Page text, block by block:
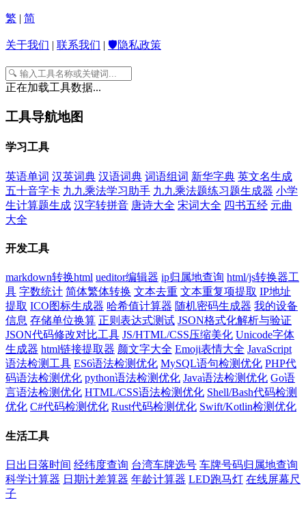
繁 简
关于我们 联系我们 🛡️隐私政策
正在加载工具数据...
工具导航地图
学习工具
英语单词 汉英词典 汉语词典 词语组词 新华字典 英文名生成
五十音字卡 九九乘法学习助手 九九乘法题练习题生成器 小学
生计算题生成 汉字转拼音 唐诗大全 宋词大全 四书五经 元曲
大全
开发工具
markdown转换html ueditor编辑器 ip归属地查询 html/js转换器工
具 字数统计 简体繁体转换 文本去重 文本重复项提取 IP地址
提取 ICO图标生成器 哈希值计算器 随机密码生成器 我的设备
信息 存储单位换算 正则表达式测试 JSON格式化解析与验证
JSON代码修改对比工具 JS/HTML/CSS压缩美化 Unicode字体
生成器 html链接提取器 颜文字大全 Emoji表情大全 JavaScript
语法检测工具 ES6语法检测优化 MySQL语句检测优化 PHP代
码语法检测优化 python语法检测优化 Java语法检测优化 Go语
言语法检测优化 HTML/CSS语法检测优化 Shell/Bash代码检测
优化 C#代码检测优化 Rust代码检测优化 Swift/Kotlin检测优化
生活工具
日出日落时间 经纬度查询 台湾车牌选号 车牌号码归属地查询
科学计算器 日期计差算器 年龄计算器 LED跑马灯 在线屏幕尺
子